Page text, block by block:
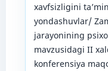
xаvfsizligini
yоndаshuvlаr/
jаrаyоnining
mаvzusidаgi II
kоnferensiyа